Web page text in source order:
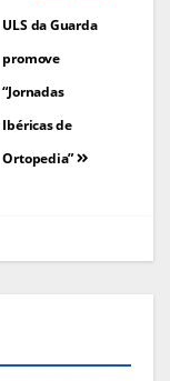
ULS da Guarda
promove
“Jornadas
Ibéricas de
Ortopedia”